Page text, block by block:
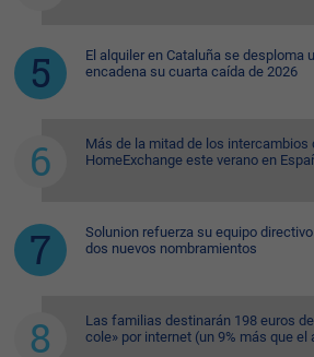
El alquiler en Cataluña se desploma
encadena su cuarta caída de 2026
Más de la mitad de los intercambios
HomeExchange este verano en
Solunion refuerza su equipo
dos nuevos nombramientos
Las familias destinarán 198 euros
cole» por internet (un 9% más que el